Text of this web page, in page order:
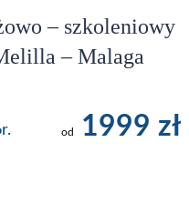
– szkoleniowy
– Malaga
od 1999 zł